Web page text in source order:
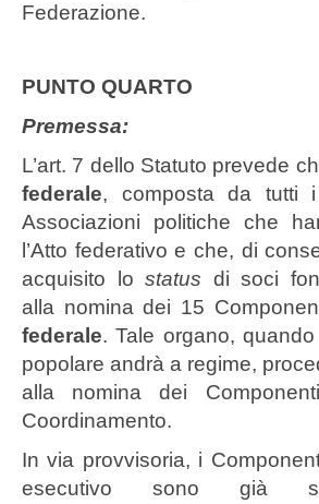
Federazione.
PUNTO QUARTO
Premessa:
L’art. 7 dello Statuto prevede
federale, composta da tutti
Associazioni politiche che
l’Atto federativo e che, di
acquisito lo status di soci
alla nomina dei 15
federale. Tale organo,
popolare andrà a regime,
alla nomina dei
Coordinamento.
In via provvisoria, i
esecutivo sono già